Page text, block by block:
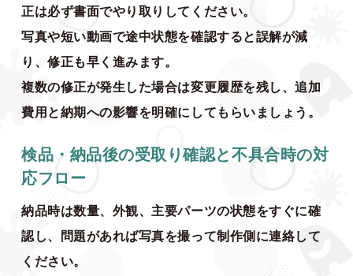
正は必ず書面でやり取りしてください。
写真や短い動画で途中状態を確認すると誤解が減
り、修正も早く進みます。
複数の修正が発生した場合は変更履歴を残し、追加
費用と納期への影響を明確にしてもらいましょう。
検品・納品後の受取り確認と不具合時の対
応フロー
納品時は数量、外観、主要パーツの状態をすぐに確
認し、問題があれば写真を撮って制作側に連絡して
ください。